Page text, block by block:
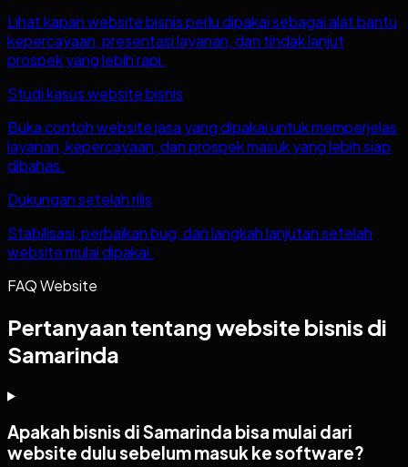
Lihat kapan website bisnis perlu dipakai sebagai alat bantu
kepercayaan, presentasi layanan, dan tindak lanjut
prospek yang lebih rapi.
Studi kasus website bisnis
Buka contoh website jasa yang dipakai untuk memperjelas
layanan, kepercayaan, dan prospek masuk yang lebih siap
dibahas.
Dukungan setelah rilis
Stabilisasi, perbaikan bug, dan langkah lanjutan setelah
website mulai dipakai.
FAQ Website
Pertanyaan tentang website bisnis di
Samarinda
Apakah bisnis di Samarinda bisa mulai dari
website dulu sebelum masuk ke software?